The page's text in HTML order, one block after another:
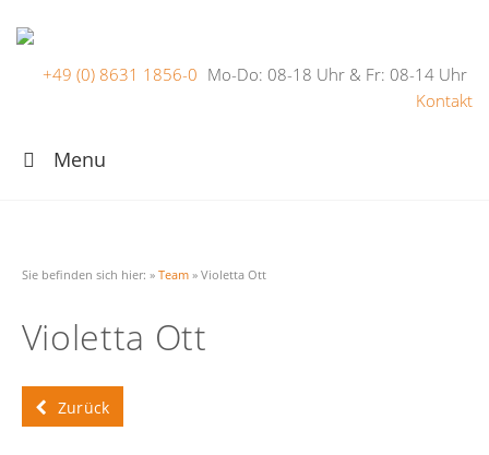
+49 (0) 8631 1856-0 Mo-Do: 08-18 Uhr & Fr: 08-14 Uhr
Kontakt
Menu
Sie befinden sich hier: » Team» Violetta Ott
Violetta Ott
Zurück